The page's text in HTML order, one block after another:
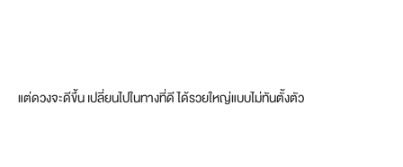
แต่ดวงจะดีขึ้น เปลี่ยนไปในทางที่ดี ได้รวยใหญ่แบบไม่ทันตั้งตัว